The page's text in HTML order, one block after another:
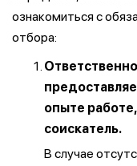
ознакомиться с
отбора:
опыте
соискатель.
В случае